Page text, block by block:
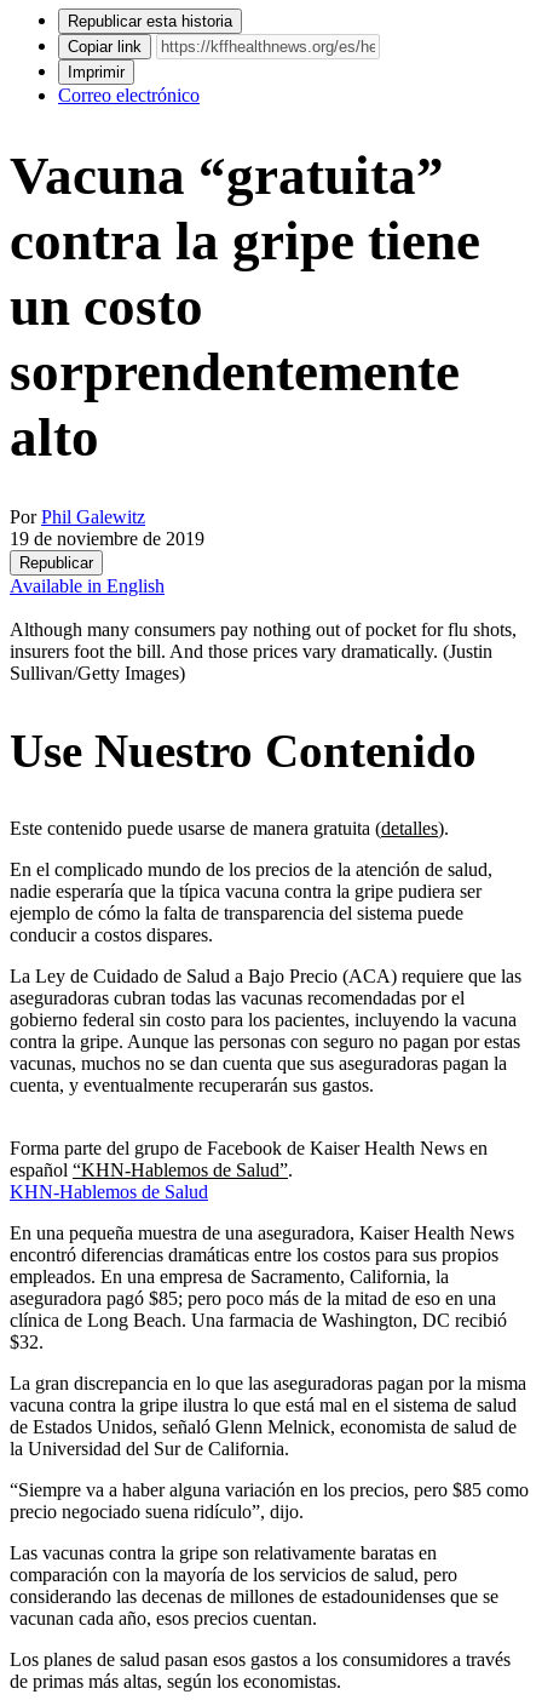
Republicar esta historia
Copiar link
Imprimir
Correo electrónico
Vacuna “gratuita”
contra la gripe tiene
un costo
sorprendentemente
alto
PorPhil Galewitz
19 de noviembre de 2019
Republicar
Available in English
Although many consumers pay nothing out of pocket for flu shots,
insurers foot the bill. And those prices vary dramatically. (Justin
Sullivan/Getty Images)
Use Nuestro Contenido
Este contenido puede usarse de manera gratuita (detalles).
En el complicado mundo de los precios de la atención de salud,
nadie esperaría que la típica vacuna contra la gripe pudiera ser
ejemplo de cómo la falta de transparencia del sistema puede
conducir a costos dispares.
La Ley de Cuidado de Salud a Bajo Precio (ACA) requiere que las
aseguradoras cubran todas las vacunas recomendadas por el
gobierno federal sin costo para los pacientes, incluyendo la vacuna
contra la gripe. Aunque las personas con seguro no pagan por estas
vacunas, muchos no se dan cuenta que sus aseguradoras pagan la
cuenta, y eventualmente recuperarán sus gastos.
Forma parte del grupo de Facebook de Kaiser Health News en
español “KHN-Hablemos de Salud”.
KHN-Hablemos de Salud
En una pequeña muestra de una aseguradora, Kaiser Health News
encontró diferencias dramáticas entre los costos para sus propios
empleados. En una empresa de Sacramento, California, la
aseguradora pagó $85; pero poco más de la mitad de eso en una
clínica de Long Beach. Una farmacia de Washington, DC recibió
$32.
La gran discrepancia en lo que las aseguradoras pagan por la misma
vacuna contra la gripe ilustra lo que está mal en el sistema de salud
de Estados Unidos, señaló Glenn Melnick, economista de salud de
la Universidad del Sur de California.
“Siempre va a haber alguna variación en los precios, pero $85 como
precio negociado suena ridículo”, dijo.
Las vacunas contra la gripe son relativamente baratas en
comparación con la mayoría de los servicios de salud, pero
considerando las decenas de millones de estadounidenses que se
vacunan cada año, esos precios cuentan.
Los planes de salud pasan esos gastos a los consumidores a través
de primas más altas, según los economistas.